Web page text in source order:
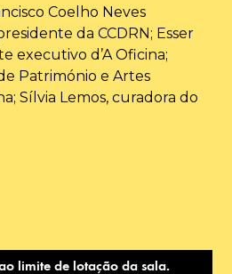
Coelho Neves
da CCDRN; Esser
executivo d’A Oficina;
Património e Artes
Sílvia Lemos, curadora do
limite de lotação da sala.